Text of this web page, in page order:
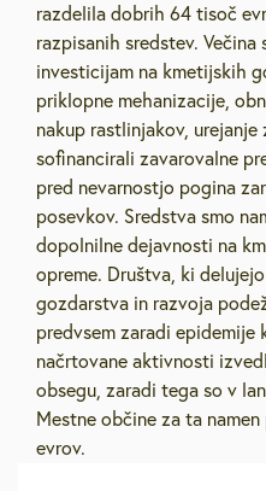
razdelila dobrih 64 tisoč
razpisanih sredstev.
investicijam na kmetijskih
priklopne mehanizacije,
nakup rastlinjakov,
sofinancirali zavarovalne
pred nevarnostjo pogina
posevkov. Sredstva smo
dopolnilne dejavnosti na
opreme. Društva, ki
gozdarstva in razvoja
predvsem zaradi epidemije
načrtovane aktivnosti
obsegu, zaradi tega so v
Mestne občine za ta
evrov.